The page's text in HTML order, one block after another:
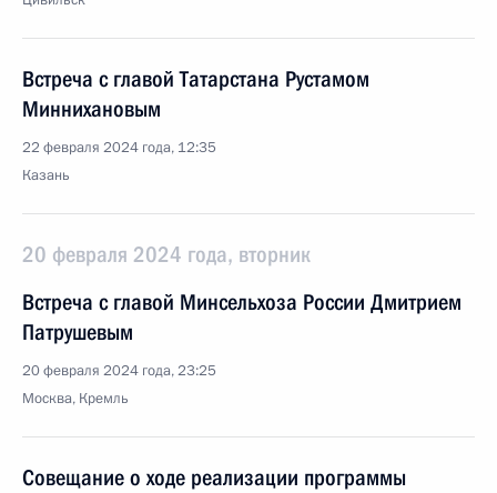
Встреча с главой Татарстана Рустамом
Миннихановым
22 февраля 2024 года, 12:35
Казань
20 февраля 2024 года, вторник
Встреча с главой Минсельхоза России Дмитрием
Патрушевым
20 февраля 2024 года, 23:25
Москва, Кремль
Совещание о ходе реализации программы